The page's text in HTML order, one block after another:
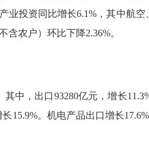
业投资同比增长6.1% ，其中航
含农户）环比下降2.36%。
其中，出口93280亿元，增长
长15.9%。机电产品出口增长17.6%